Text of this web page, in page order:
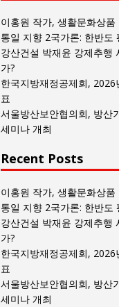
사
회
글
목
록
이홍원 작가, 생활문화상품
통일 지향 2국가론: 한반도
강산건설 박재윤 강제추행
가?
한국지방재정공제회,
표
서울방산보안협의회, 방산
세미나 개최
Recent Posts
이홍원 작가, 생활문화상품
통일 지향 2국가론: 한반도
강산건설 박재윤 강제추행
가?
한국지방재정공제회,
표
서울방산보안협의회, 방산
세미나 개최